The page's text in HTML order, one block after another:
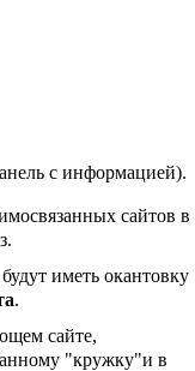
с информацией).
сайтов в
иметь окантовку
.
сайте,
"кружку"и в